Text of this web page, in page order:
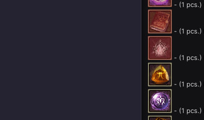
- (1 pcs.)
- (1 pcs.)
- (1 pcs.)
- (1 pcs.)
- (1 pcs.)